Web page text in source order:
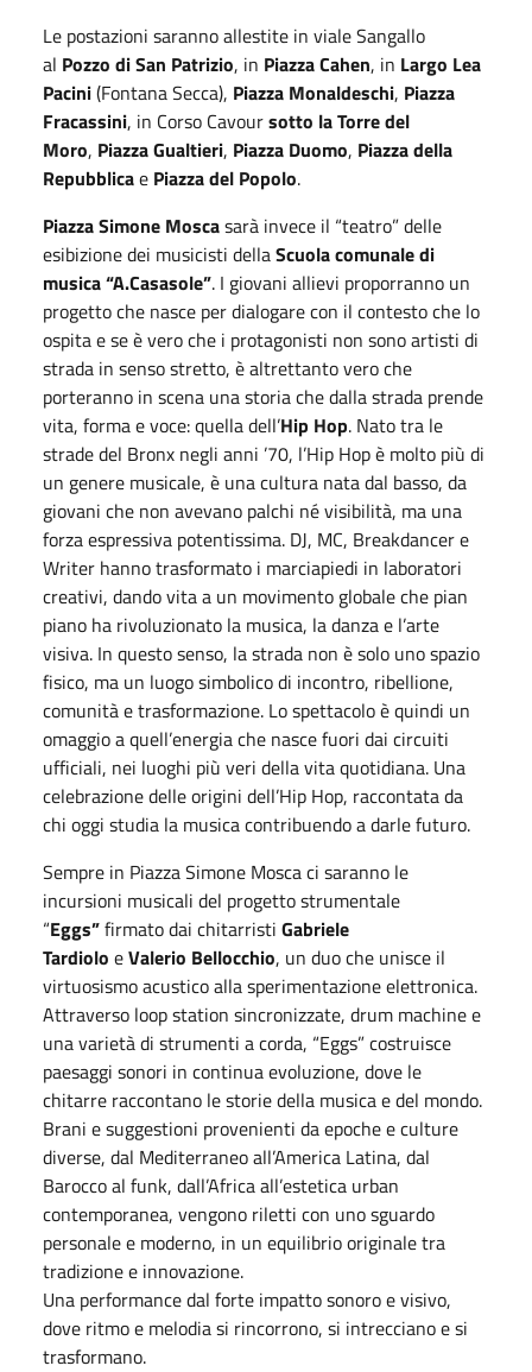
Le postazioni saranno allestite in viale Sangallo
al Pozzo di San Patrizio, in Piazza Cahen, in Largo Lea
Pacini(Fontana Secca), Piazza Monaldeschi, Piazza
Fracassini, in Corso Cavoursotto la Torre del
Moro, Piazza Gualtieri, Piazza Duomo, Piazza della
Repubblicae Piazza del Popolo.
Piazza Simone Moscasarà invece il “teatro” delle
esibizione dei musicisti dellaScuola comunale di
musica “A.Casasole”. I giovani allievi proporranno un
progetto che nasce per dialogare con il contesto che lo
ospita e se è vero che i protagonisti non sono artisti di
strada in senso stretto, è altrettanto vero che
porteranno in scena una storia che dalla strada prende
vita, forma e voce: quella dell’Hip Hop. Nato tra le
strade del Bronx negli anni ’70, l’Hip Hop è molto più di
un genere musicale, è una cultura nata dal basso, da
giovani che non avevano palchi né visibilità, ma una
forza espressiva potentissima. DJ, MC, Breakdancer e
Writer hanno trasformato i marciapiedi in laboratori
creativi, dando vita a un movimento globale che pian
piano ha rivoluzionato la musica, la danza e l’arte
visiva. In questo senso, la strada non è solo uno spazio
fisico, ma un luogo simbolico di incontro, ribellione,
comunità e trasformazione. Lo spettacolo è quindi un
omaggio a quell’energia che nasce fuori dai circuiti
ufficiali, nei luoghi più veri della vita quotidiana. Una
celebrazione delle origini dell’Hip Hop, raccontata da
chi oggi studia la musica contribuendo a darle futuro.
Sempre in Piazza Simone Mosca ci saranno le
incursioni musicali del progetto strumentale
“Eggs”firmato dai chitarristi Gabriele
Tardiolo eValerio Bellocchio, un duo che unisce il
virtuosismo acustico alla sperimentazione elettronica.
Attraverso loop station sincronizzate, drum machine e
una varietà di strumenti a corda, “Eggs” costruisce
paesaggi sonori in continua evoluzione, dove le
chitarre raccontano le storie della musica e del mondo.
Brani e suggestioni provenienti da epoche e culture
diverse, dal Mediterraneo all’America Latina, dal
Barocco al funk, dall’Africa all’estetica urban
contemporanea, vengono riletti con uno sguardo
personale e moderno, in un equilibrio originale tra
tradizione e innovazione.
Una performance dal forte impatto sonoro e visivo,
dove ritmo e melodia si rincorrono, si intrecciano e si
trasformano.